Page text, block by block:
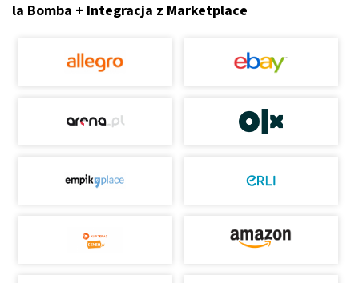
la Bomba + Integracja z Marketplace